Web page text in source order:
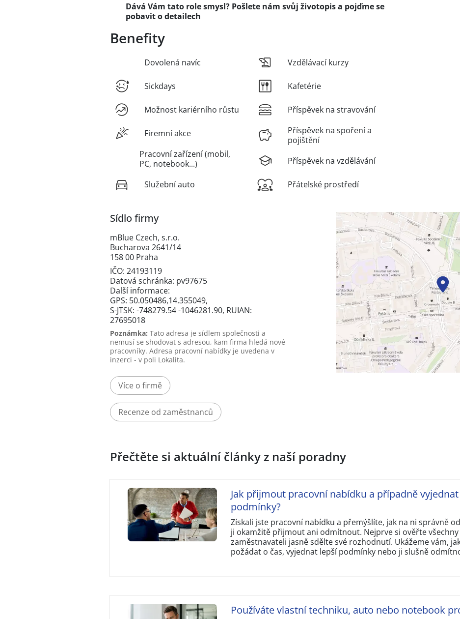
Dává Vám tato role smysl? Pošlete nám svůj životopis a pojďme se
pobavit o detailech
Benefity
Dovolená navíc
Sickdays
Možnost kariérního růstu
Firemní akce
Pracovní zařízení (mobil,
PC, notebook...)
Služební auto
Vzdělávací kurzy
Kafetérie
Příspěvek na stravování
Příspěvek na spoření a
pojištění
Příspěvek na vzdělávání
Přátelské prostředí
Sídlo firmy
mBlue Czech, s.r.o.
Bucharova 2641/14
158 00 Praha
IČO: 24193119
Datová schránka: pv97675
Další informace:
GPS: 50.050486,14.355049,
S-JTSK: -748279.54 -1046281.90, RUIAN:
27695018
Poznámka: Tato adresa je sídlem společnosti a
nemusí se shodovat s adresou, kam firma hledá nové
pracovníky. Adresa pracovní nabídky je uvedena v
inzerci - v poli Lokalita.
Více o firmě
Recenze od zaměstnanců
Přečtěte si aktuální články z naší poradny
Jak přijmout pracovní nabídku a případně
podmínky?
Získali jste pracovní nabídku a přemýšlíte, jak na ni správně
ji okamžitě přijmout ani odmítnout. Nejprve si ověřte
zaměstnavateli jasně sdělte své rozhodnutí. Ukážeme vám,
požádat o čas, vyjednat lepší podmínky nebo ji slušně
Používáte vlastní techniku, auto nebo notebook